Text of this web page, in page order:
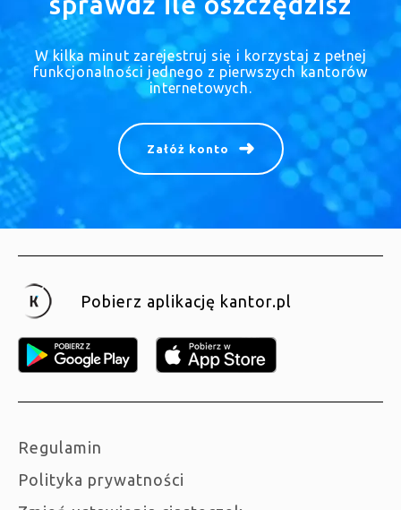
W kilka minut zarejestruj się i korzystaj z pełnej
funkcjonalności jednego z pierwszych kantorów
internetowych.
Załóż konto
Pobierz aplikację kantor.pl
Regulamin
Polityka prywatności